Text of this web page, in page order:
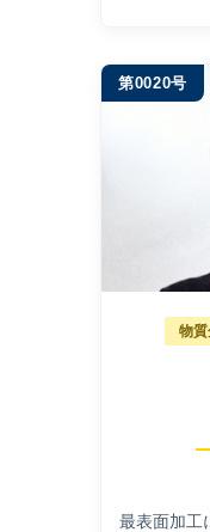
第0020号
物質
最表⾯加⼯